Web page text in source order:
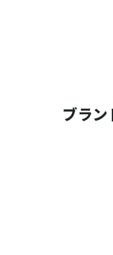
ブラン